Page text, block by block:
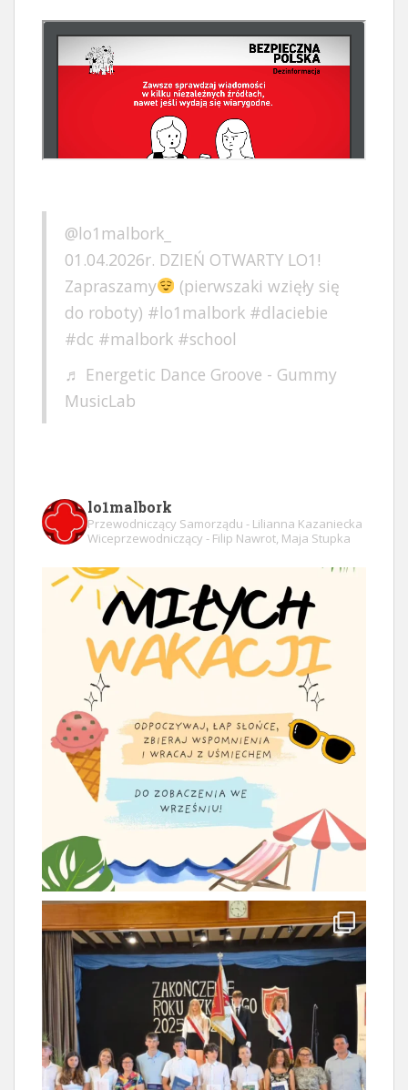
@lo1malbork_
01.04.2026r. DZIEŃ OTWARTY LO1!
Zapraszamy
(pierwszaki wzięły się
do roboty) #lo1malbork #dlaciebie
#dc #malbork #school
♬ Energetic Dance Groove - Gummy
MusicLab
lo1malbork
Przewodniczący Samorządu - Lilianna Kazaniecka
Wiceprzewodniczący - Filip Nawrot, Maja Stupka